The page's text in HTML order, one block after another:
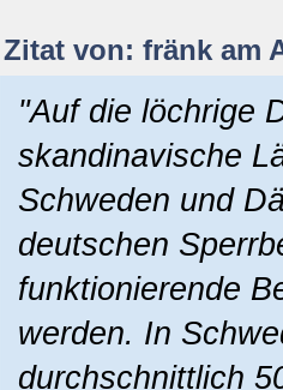
Zitat von: fränk am
"Auf die löchrige
skandinavische
Schweden und
deutschen
funktionierende
werden. In
durchschnittlich